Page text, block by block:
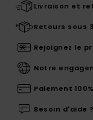
Livraison et
Retours sous
Rejoignez le
Notre
Paiement
Besoin d'aide ?